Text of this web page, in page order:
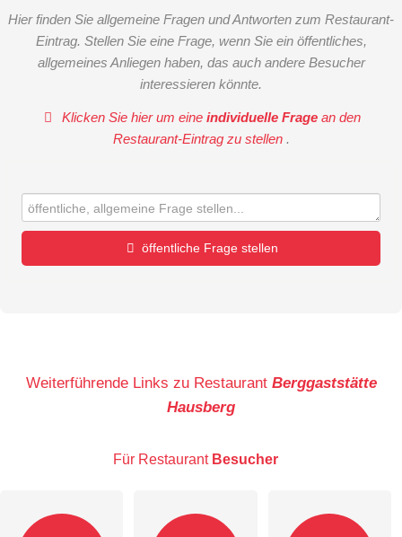
Hier finden Sie allgemeine Fragen und Antworten zum Restaurant-
Eintrag. Stellen Sie eine Frage, wenn Sie ein öffentliches,
allgemeines Anliegen haben, das auch andere Besucher
interessieren könnte.
Klicken Sie hier um eineindividuelle Frage an den
Restaurant-Eintrag zu stellen .
öffentliche Frage stellen
Weiterführende Links zu Restaurant Berggaststätte
Hausberg
Für Restaurant Besucher